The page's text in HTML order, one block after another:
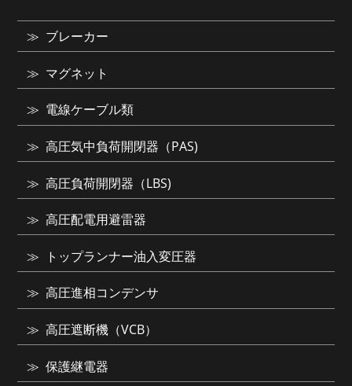
ブレーカー
マグネット
電線ケーブル類
高圧気中負荷開閉器（PAS)
高圧負荷開閉器（LBS)
高圧配電用避雷器
トップランナー油入変圧器
高圧進相コンデンサ
高圧遮断機（VCB）
保護継電器